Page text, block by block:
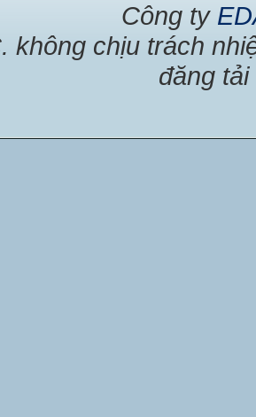
Công ty
không chịu trách
đăng